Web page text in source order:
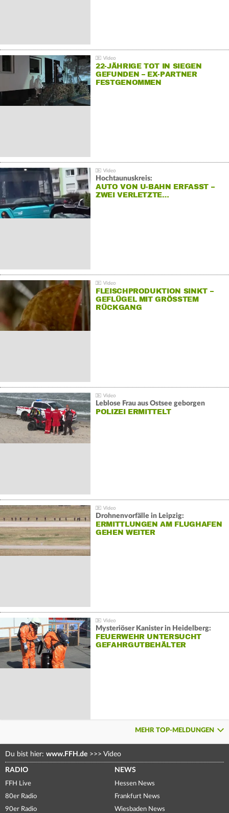
22-JÄHRIGE TOT IN SIEGEN
GEFUNDEN – EX-PARTNER
FESTGENOMMEN
Hochtaunuskreis:
AUTO VON U-BAHN ERFASST –
ZWEI VERLETZTE…
FLEISCHPRODUKTION SINKT –
GEFLÜGEL MIT GRÖSSTEM R
ÜCKGANG
Leblose Frau aus Ostsee geborgen
POLIZEI ERMITTELT
Drohnenvorfälle in Leipzig:
ERMITTLUNGEN AM FLUGHAFEN
GEHEN WEITER
Mysteriöser Kanister in Heidelberg:
FEUERWEHR UNTERSUCHT
GEFAHRGUTBEHÄLTER
MEHR TOP-MELDUNGEN
Du bist hier: www.FFH.de >>> Video
RADIO
FFH Live
80er Radio
90er Radio
NEWS
Hessen News
Frankfurt News
Wiesbaden News